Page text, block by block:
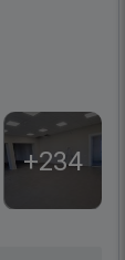
+234